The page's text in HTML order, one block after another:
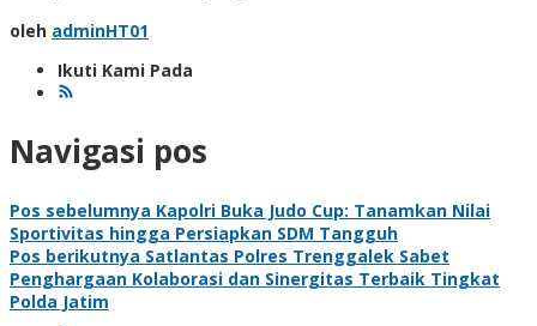
oleh adminHT01
Ikuti Kami Pada
Navigasi pos
Pos sebelumnya Kapolri Buka Judo Cup: Tanamkan Nilai
Sportivitas hingga Persiapkan SDM Tangguh
Pos berikutnya Satlantas Polres Trenggalek Sabet
Penghargaan Kolaborasi dan Sinergitas Terbaik Tingkat
Polda Jatim